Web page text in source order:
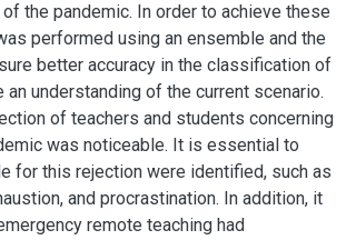
the pandemic. In order to achieve these
performed using an ensemble and the
better accuracy in the classification of
an understanding of the current scenario.
of teachers and students concerning
was noticeable. It is essential to
for this rejection were identified, such as
and procrastination. In addition, it
remote teaching had